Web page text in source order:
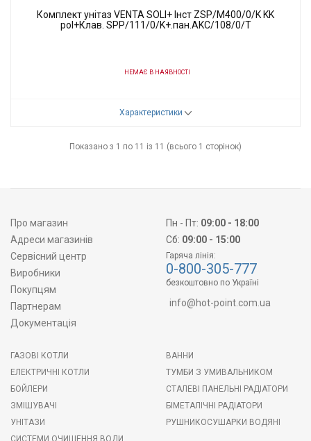
Комплект унітаз VENTA SOLI+ Інст ZSP/M400/0/K KK
pol+Клав. SPP/111/0/K+.пан.AKC/108/0/T
НЕМАЄ В НАЯВНОСТІ
Характеристики
Показано з 1 по 11 із 11 (всього 1 сторінок)
Про магазин
Адреси магазинів
Сервісний центр
Виробники
Покупцям
Партнерам
Документація
Пн - Пт: 09:00 - 18:00
Сб: 09:00 - 15:00
Гаряча лінія:
0-800-305-777
безкоштовно по Україні
info@hot-point.com.ua
ГАЗОВІ КОТЛИ
ЕЛЕКТРИЧНІ КОТЛИ
БОЙЛЕРИ
ЗМІШУВАЧІ
УНІТАЗИ
СИСТЕМИ ОЧИЩЕННЯ ВОДИ
ВАННИ
ТУМБИ З УМИВАЛЬНИКОМ
СТАЛЕВІ ПАНЕЛЬНІ РАДІАТОРИ
БІМЕТАЛІЧНІ РАДІАТОРИ
РУШНИКОСУШАРКИ ВОДЯНІ